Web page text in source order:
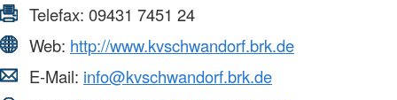
Telefax: 09431 7451 24
Web: http://www.kvschwandorf.brk.de
E-Mail: info@kvschwandorf.brk.de